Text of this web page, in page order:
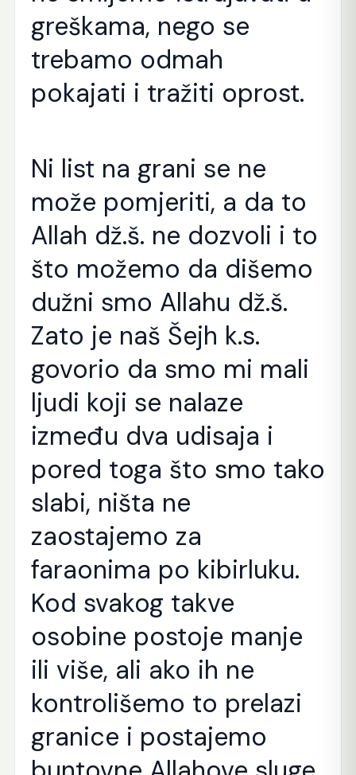
greškama, nego se
trebamo odmah
pokajati i tražiti oprost.
Ni list na grani se ne
može pomjeriti, a da to
Allah dž.š. ne dozvoli i to
što možemo da dišemo
dužni smo Allahu dž.š.
Zato je naš Šejh k.s.
govorio da smo mi mali
ljudi koji se nalaze
između dva udisaja i
pored toga što smo tako
slabi, ništa ne
zaostajemo za
faraonima po kibirluku.
Kod svakog takve
osobine postoje manje
ili više, ali ako ih ne
kontrolišemo to prelazi
granice i postajemo